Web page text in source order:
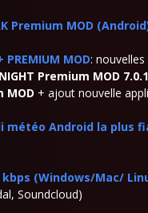
Premium MOD
MOD:
Premium MOD
MOD + ajout nouvelle appli
météo Android la plus
(Windows/Mac/
Soundcloud)